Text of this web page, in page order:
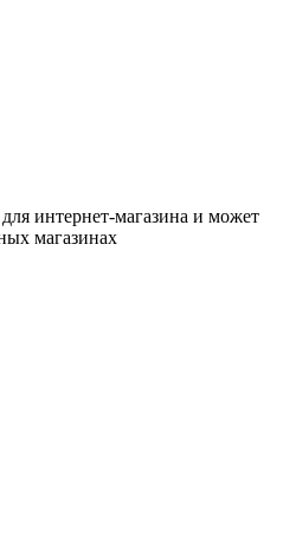
интернет-магазина и может
магазинах